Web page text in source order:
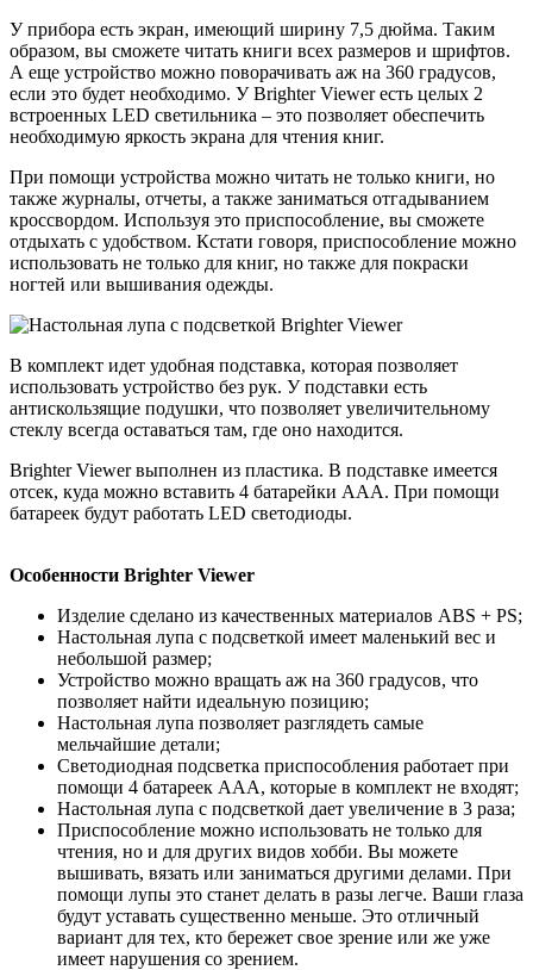
У прибора есть экран, имеющий ширину 7,5 дюйма. Таким
образом, вы сможете читать книги всех размеров и шрифтов.
А еще устройство можно поворачивать аж на 360 градусов,
если это будет необходимо. У Brighter Viewer есть целых 2
встроенных LED светильника – это позволяет обеспечить
необходимую яркость экрана для чтения книг.
При помощи устройства можно читать не только книги, но
также журналы, отчеты, а также заниматься отгадыванием
кроссвордом. Используя это приспособление, вы сможете
отдыхать с удобством. Кстати говоря, приспособление можно
использовать не только для книг, но также для покраски
ногтей или вышивания одежды.
В комплект идет удобная подставка, которая позволяет
использовать устройство без рук. У подставки есть
антискользящие подушки, что позволяет увеличительному
стеклу всегда оставаться там, где оно находится.
Brighter Viewer выполнен из пластика. В подставке имеется
отсек, куда можно вставить 4 батарейки ААА. При помощи
батареек будут работать LED светодиоды.
Особенности Brighter Viewer
Изделие сделано из качественных материалов ABS + PS;
Настольная лупа с подсветкой имеет маленький вес и
небольшой размер;
Устройство можно вращать аж на 360 градусов, что
позволяет найти идеальную позицию;
Настольная лупа позволяет разглядеть самые
мельчайшие детали;
Светодиодная подсветка приспособления работает при
помощи 4 батареек ААА, которые в комплект не входят;
Настольная лупа с подсветкой дает увеличение в 3 раза;
Приспособление можно использовать не только для
чтения, но и для других видов хобби. Вы можете
вышивать, вязать или заниматься другими делами. При
помощи лупы это станет делать в разы легче. Ваши глаза
будут уставать существенно меньше. Это отличный
вариант для тех, кто бережет свое зрение или же уже
имеет нарушения со зрением.